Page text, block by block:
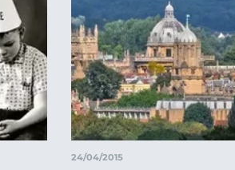
24/04/2015